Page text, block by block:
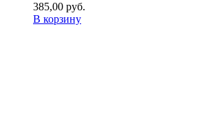
385,00 руб.
В корзину